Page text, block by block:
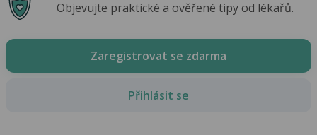
Objevujte praktické a ověřené tipy od lékařů.
Zaregistrovat se zdarma
Přihlásit se